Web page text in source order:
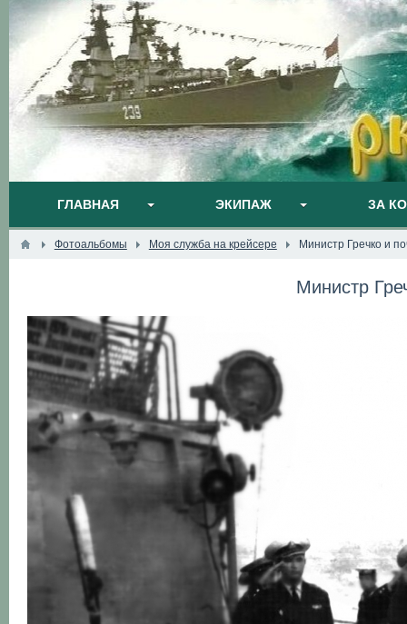
ГЛАВНАЯ ЭКИПАЖ ЗА
Фотоальбомы Моя служба на крейсере Министр Гречко и
Министр